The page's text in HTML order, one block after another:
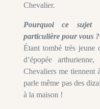
Chevalier.
Pourquoi ce sujet
particulière pour vous ?
Étant tombé très jeune
d’épopée
Chevaliers me
parle même pas des
à la maison !